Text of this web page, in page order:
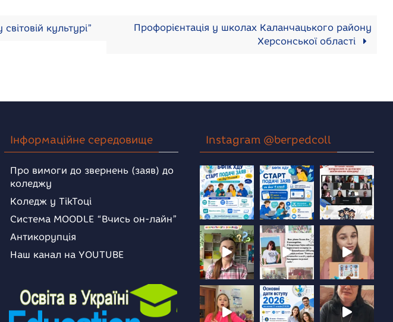
культурі”
Профорієнтація у школах Каланчацького району
Херсонської області
Інформаційне середовище
Про вимоги до звернень (заяв) до
коледжу
Коледж у TikToці
Система MOODLE “Вчись он-лайн”
Антикорупція
Наш канал на YOUTUBE
Instagram @berpedcoll